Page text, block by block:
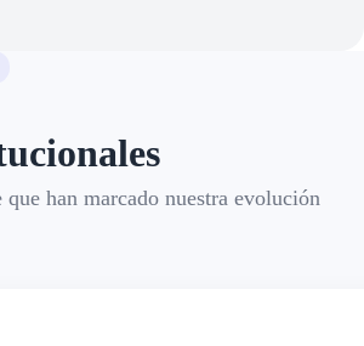
han marcado nuestra evolución